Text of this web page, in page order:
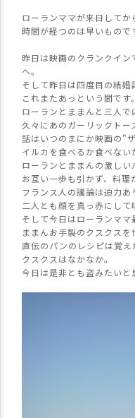
ローランママが来日してか
時間が経つのは早いもので
昨日は映画のクランクイ
へ。
そして昨日は四度目の結婚
これまたあっという間です。
ローランとままんと三人で
久々にあのガーリックトー
話はいつのまにか映画の"
イルカを食べるか食べない
ローランとままんの激しい
お互い一歩も引かず、料理
フランス人の議論は迫力あ
二人とも顔を真っ赤にして
そして今日はローランママ
ままんお手製のクスクスを
直伝のパンのレシピは覚え
クスクスはなかなか。
今日は是非とも盗みたいと